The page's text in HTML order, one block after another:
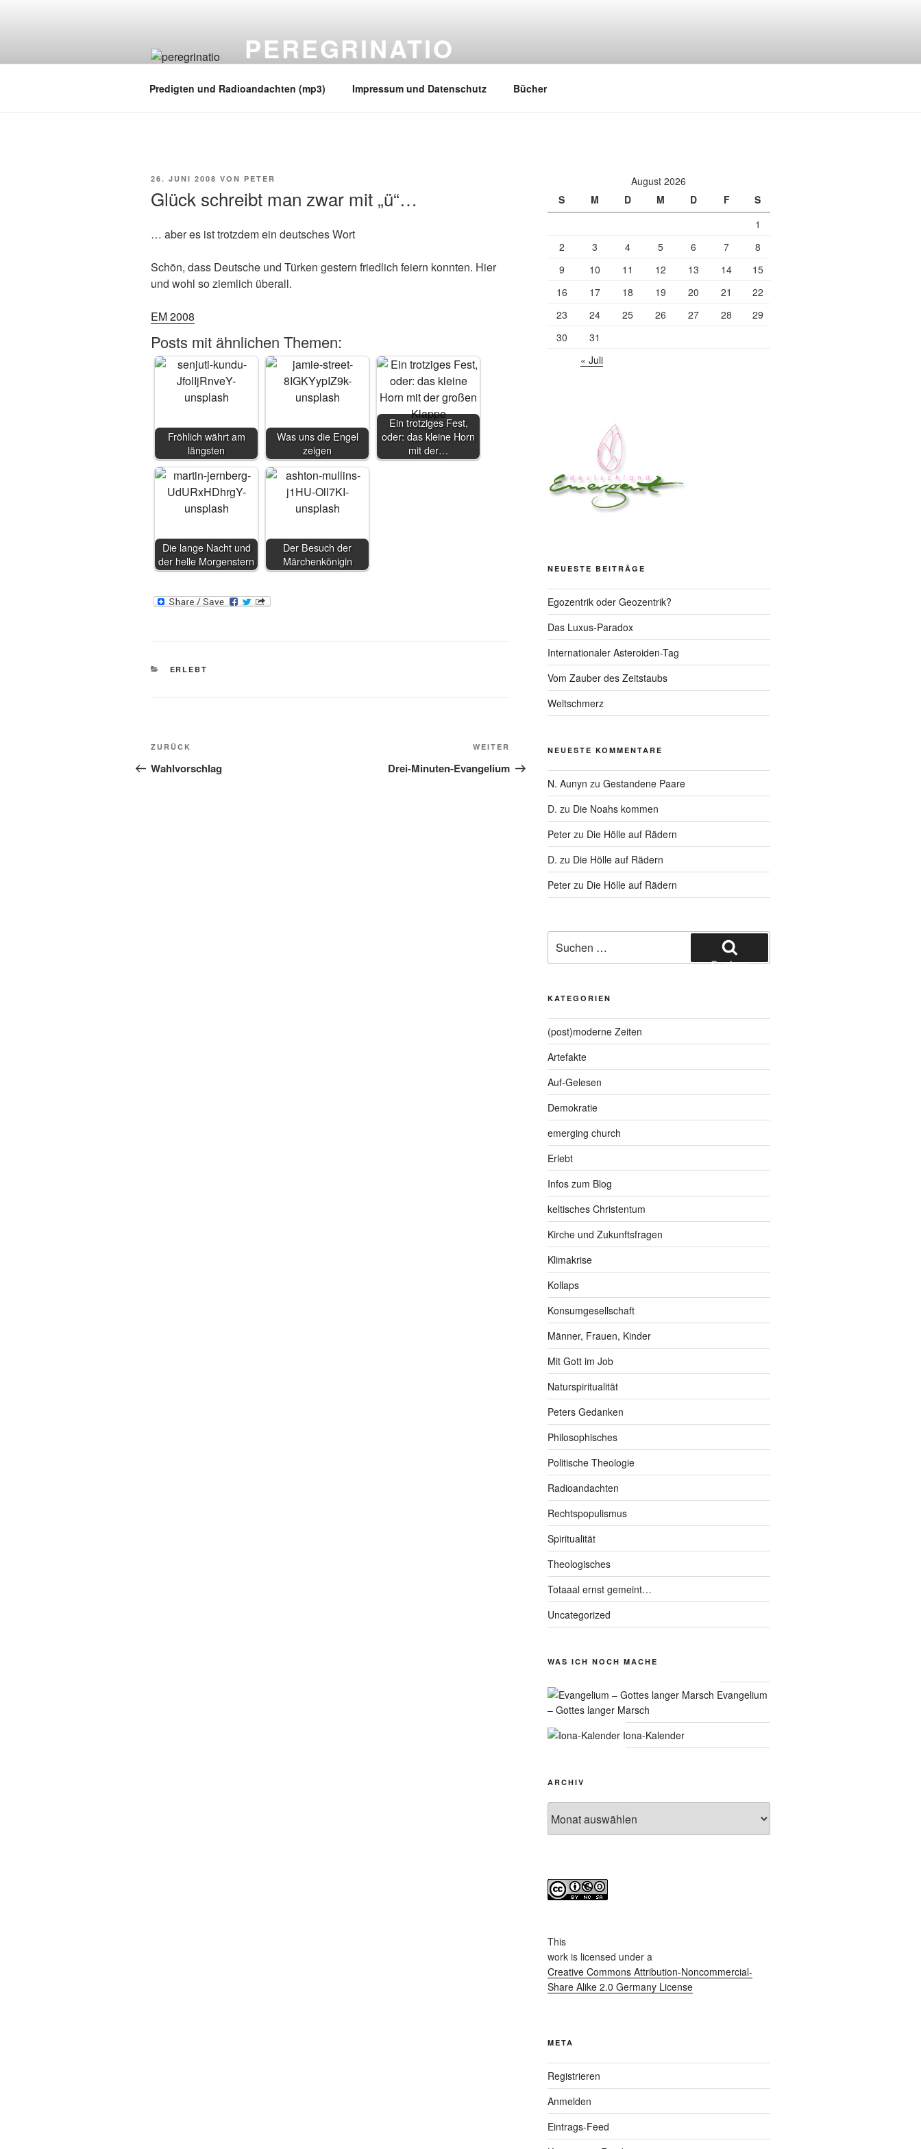
PEREGRINATIO
Predigten und Radioandachten (mp3) Impressum und Datenschutz Bücher
VERÖFFENTLICHT
26. JUNI 2008 VON PETER
Glück schreibt man zwar mit „ü“…
… aber es ist trotzdem ein deutsches Wort
Schön, dass Deutsche und Türken gestern friedlich feiern konnten. Hier
und wohl so ziemlich überall.
EM 2008
Posts mit ähnlichen Themen:
Fröhlich währt am
längsten
Was uns die Engel
zeigen
Ein trotziges Fest,
oder: das kleine Horn
mit der…
Die lange Nacht und
der helle Morgenstern
Der Besuch der
Märchenkönigin
KATEGORIEN
ERLEBT
Beitragsnavigation
Vorheriger
Beitrag
ZURÜCK
Wahlvorschlag
Nächster
Beitrag
WEITER
Drei-Minuten-Evangelium
August 2026
S
M D M D F
S
1
2
3 4 5 6 7
8
9
10 11 12 13 14
15
16
17 18 19 20 21
22
23
24 25 26 27 28
29
30
31
« Juli
NEUESTE BEITRÄGE
Egozentrik oder Geozentrik?
Das Luxus-Paradox
Internationaler Asteroiden-Tag
Vom Zauber des Zeitstaubs
Weltschmerz
NEUESTE KOMMENTARE
N. Aunyn zu Gestandene Paare
D. zu Die Noahs kommen
Peterzu Die Hölle auf Rädern
D. zu Die Hölle auf Rädern
Peterzu Die Hölle auf Rädern
nach:
Suchen
KATEGORIEN
(post)moderne Zeiten
Artefakte
Auf-Gelesen
Demokratie
emerging church
Erlebt
Infos zum Blog
keltisches Christentum
Kirche und Zukunftsfragen
Klimakrise
Kollaps
Konsumgesellschaft
Männer, Frauen, Kinder
Mit Gott im Job
Naturspiritualität
Peters Gedanken
Philosophisches
Politische Theologie
Radioandachten
Rechtspopulismus
Spiritualität
Theologisches
Totaaal ernst gemeint…
Uncategorized
WAS ICH NOCH MACHE
Evangelium
– Gottes langer Marsch
Iona-Kalender
ARCHIV
This
workis licensed under a
Creative Commons Attribution-Noncommercial-
Share Alike 2.0 Germany License
META
Registrieren
Anmelden
Eintrags-Feed